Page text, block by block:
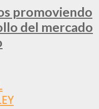
promoviendo
del mercado